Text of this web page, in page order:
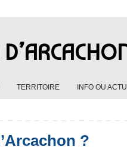
TERRITOIRE INFO OU
?